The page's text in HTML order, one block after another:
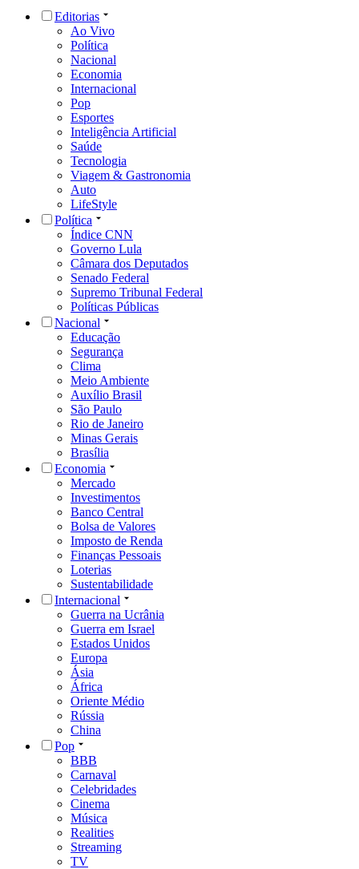
Editorias
Ao Vivo
Política
Nacional
Economia
Internacional
Pop
Esportes
Inteligência Artificial
Saúde
Tecnologia
Viagem & Gastronomia
Auto
LifeStyle
Política
Índice CNN
Governo Lula
Câmara dos Deputados
Senado Federal
Supremo Tribunal Federal
Políticas Públicas
Nacional
Educação
Segurança
Clima
Meio Ambiente
Auxílio Brasil
São Paulo
Rio de Janeiro
Minas Gerais
Brasília
Economia
Mercado
Investimentos
Banco Central
Bolsa de Valores
Imposto de Renda
Finanças Pessoais
Loterias
Sustentabilidade
Internacional
Guerra na Ucrânia
Guerra em Israel
Estados Unidos
Europa
Ásia
África
Oriente Médio
Rússia
China
Pop
BBB
Carnaval
Celebridades
Cinema
Música
Realities
Streaming
TV